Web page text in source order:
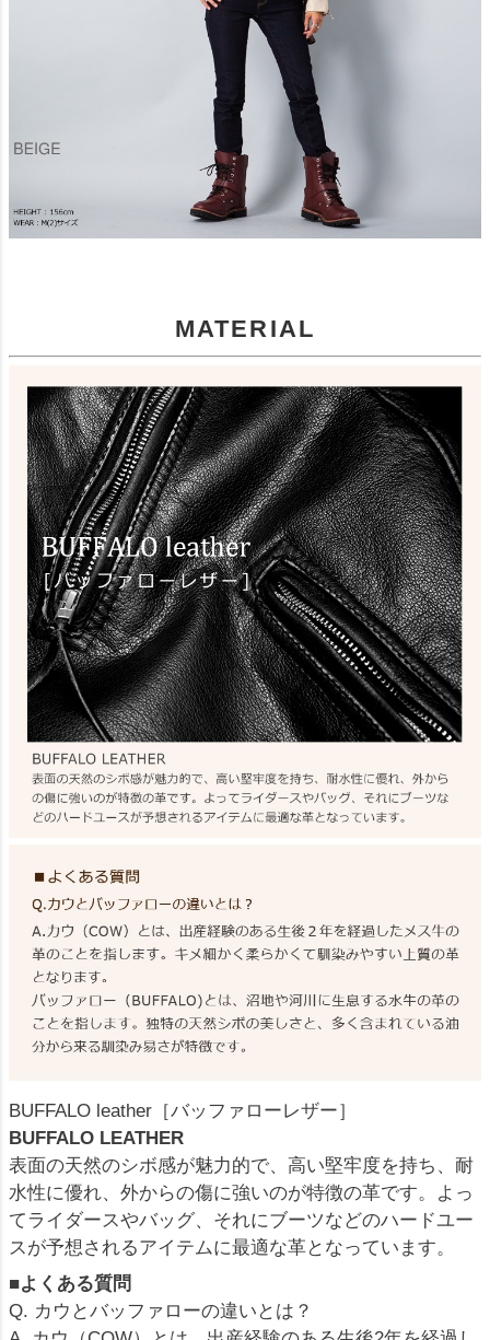
MATERIAL
BUFFALO leather［バッファローレザー］
BUFFALO LEATHER
表面の天然のシボ感が魅力的で、高い堅牢度を持ち、耐
水性に優れ、外からの傷に強いのが特徴の革です。よっ
てライダースやバッグ、それにブーツなどのハードユー
スが予想されるアイテムに最適な革となっています。
■よくある質問
Q. カウとバッファローの違いとは？